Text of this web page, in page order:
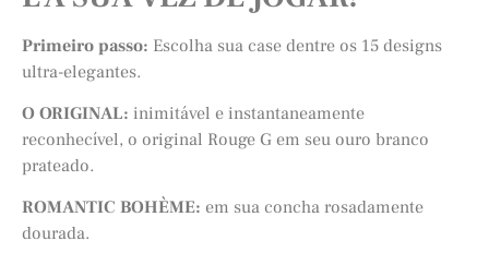
Primeiro passo: Escolha sua case dentre os 15 designs
ultra-elegantes.
O ORIGINAL: inimitável e instantaneamente
reconhecível, o original Rouge G em seu ouro branco
prateado.
ROMANTIC BOHÈME: em sua concha rosadamente
dourada.